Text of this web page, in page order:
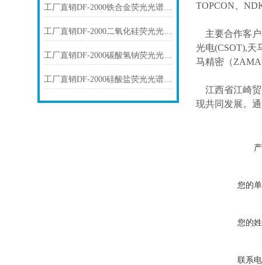
工厂直销DF-2000铁合金荧光光谱仪技术参数
工厂直销DF-2000二氧化硅荧光光谱仪技术参数
工厂直销DF-2000碳酸氢钠荧光光谱仪技术参数
工厂直销DF-2000硅酸盐荧光光谱仪技术参数
TOPCON、
主要合作客
光电(CSOT),天
马精密（
江西省江崎
现共同发展。
您的
您的
联系